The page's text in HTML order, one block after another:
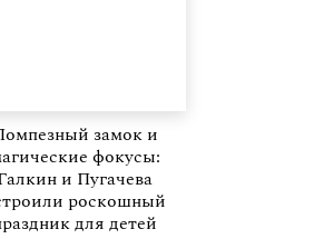
замок и
фокусы:
и Пугачева
роскошный
для детей